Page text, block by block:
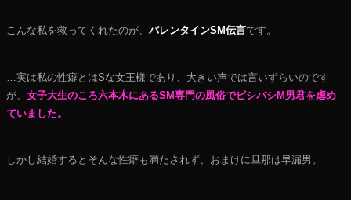
こんな私を救ってくれたのが、 バレンタインSM伝言です。
…実は私の性癖とはSな女王様であり、大きい声では言いずらいのです
が、 女子大生のころ六本木にあるSM専門の風俗でビシバシМ男君を虐め
ていました。
しかし結婚するとそんな性癖も満たされず、おまけに旦那は早漏男。